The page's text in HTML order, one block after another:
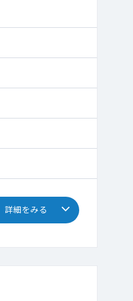
詳細をみる